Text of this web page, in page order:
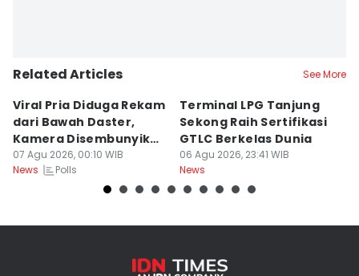
Related Articles See More
Viral Pria Diduga Rekam
dari Bawah Daster,
Kamera Disembunyikan
di Sandal
07 Agu 2026, 00:10 WIB
News
Polls
Terminal LPG Tanjung
Sekong Raih Sertifikasi
GTLC Berkelas Dunia
06 Agu 2026, 23:41 WIB
News